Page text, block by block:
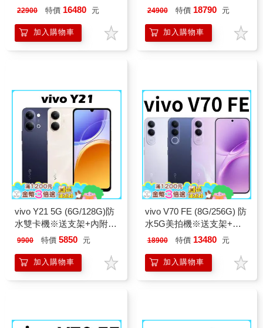
保護殼※
22900 特價 16480 元
加入購物車
保護殼※
24900 特價 18790 元
加入購物車
vivo Y21 5G (6G/128G)防
水雙卡機※送支架+內附保
護殼※
9900 特價 5850 元
加入購物車
vivo V70 FE (8G/256G) 防
水5G美拍機※送支架+內
附保護殼※
18900 特價 13480 元
加入購物車